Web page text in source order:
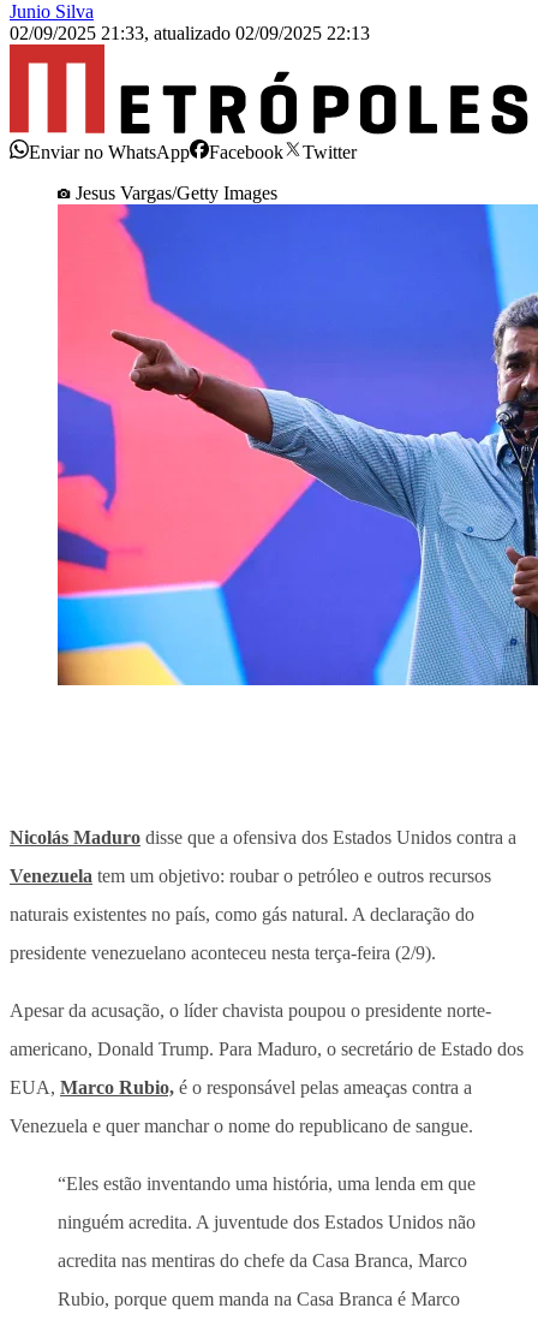
Junio Silva
02/09/2025 21:33, atualizado 02/09/2025 22:13
Enviar no WhatsApp Facebook
Twitter
Jesus Vargas/Getty Images
Nicolás Maduro disse que a ofensiva dos Estados Unidos contra a
Venezuela tem um objetivo: roubar o petróleo e outros recursos
naturais existentes no país, como gás natural. A declaração do
presidente venezuelano aconteceu nesta terça-feira (2/9).
Apesar da acusação, o líder chavista poupou o presidente norte-
americano, Donald Trump. Para Maduro, o secretário de Estado dos
EUA, Marco Rubio, é o responsável pelas ameaças contra a
Venezuela e quer manchar o nome do republicano de sangue.
“Eles estão inventando uma história, uma lenda em que
ninguém acredita. A juventude dos Estados Unidos não
acredita nas mentiras do chefe da Casa Branca, Marco
Rubio, porque quem manda na Casa Branca é Marco